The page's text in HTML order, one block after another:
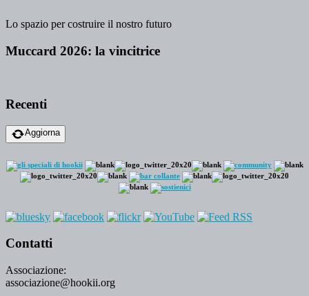
Lo spazio per costruire il nostro futuro
Muccard 2026: la vincitrice
Recenti
Aggiorna
Contatti
Associazione:
associazione@hookii.org